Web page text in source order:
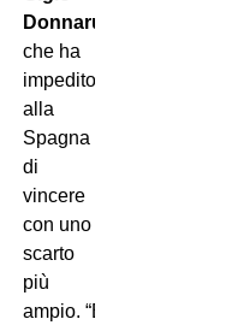
Donnarumma,
che ha
impedito
alla
Spagna
di
vincere
con uno
scarto
più
ampio. “È una